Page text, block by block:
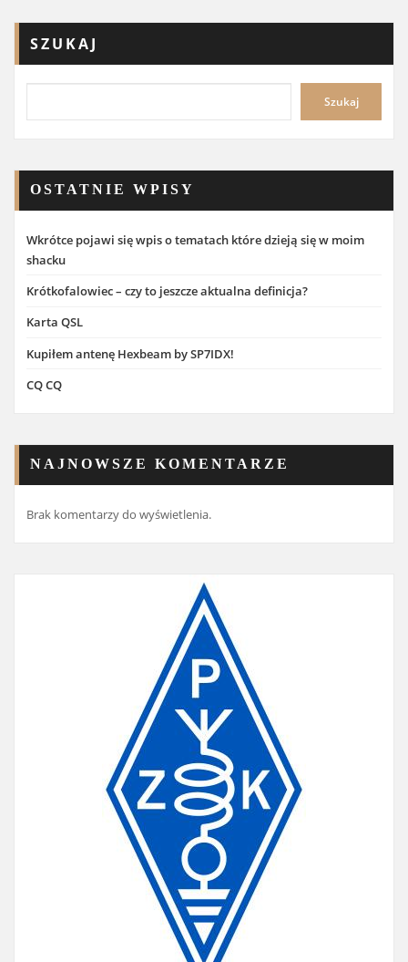
SZUKAJ
Szukaj
OSTATNIE WPISY
Wkrótce pojawi się wpis o tematach które dzieją się w moim
shacku
Krótkofalowiec – czy to jeszcze aktualna definicja?
Karta QSL
Kupiłem antenę Hexbeam by SP7IDX!
CQ CQ
NAJNOWSZE KOMENTARZE
Brak komentarzy do wyświetlenia.